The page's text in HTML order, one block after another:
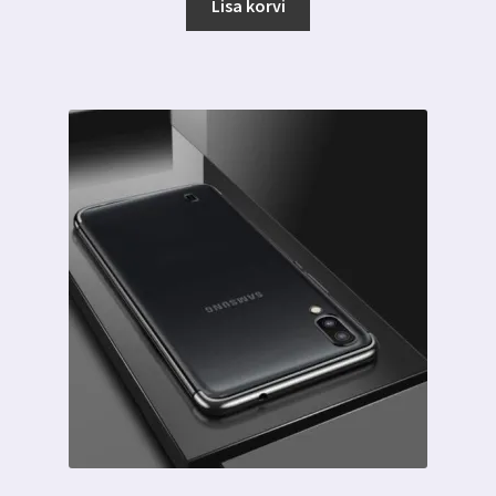
6.00 €. 3.19 €.
Lisa korvi